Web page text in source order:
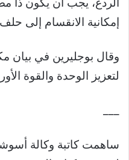
إمكانية الانقسام إلى
وقال بوجليرين في بيان
لتعزيز الوحدة والقوة
ساهمت كاتبة وكالة